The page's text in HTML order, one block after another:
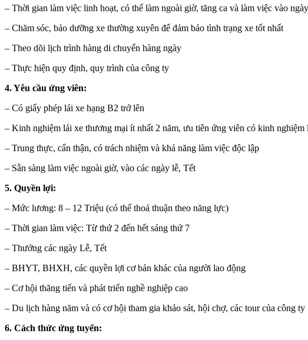
– Thời gian làm việc linh hoạt, có thể làm ngoài giờ, tăng ca và làm việc vào
– Chăm sóc, bảo dưỡng xe thường xuyên để đảm bảo tình trạng xe tốt nhất
– Theo dõi lịch trình hàng di chuyển hàng ngày
– Thực hiện quy định, quy trình của công ty
4. Yêu cầu ứng viên:
– Có giấy phép lái xe hạng B2 trở lên
– Kinh nghiệm lái xe thương mại ít nhất 2 năm, ưu tiên ứng viên có kinh nghiệm
– Trung thực, cẩn thận, có trách nhiệm và khả năng làm việc độc lập
– Sẵn sàng làm việc ngoài giờ, vào các ngày lễ, Tết
5. Quyền lợi:
– Mức lương: 8 – 12 Triệu (có thể thoả thuận theo năng lực)
– Thời gian làm việc: Từ thứ 2 đến hết sáng thứ 7
– Thưởng các ngày Lễ, Tết
– BHYT, BHXH, các quyền lợi cơ bản khác của người lao động
– Cơ hội thăng tiến và phát triển nghề nghiệp cao
– Du lịch hàng năm và có cơ hội tham gia khảo sát, hội chợ, các tour của công ty
6. Cách thức ứng tuyển: